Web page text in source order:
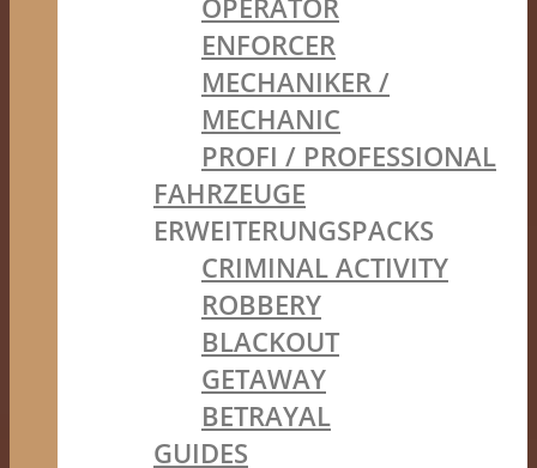
OPERATOR
ENFORCER
MECHANIKER /
MECHANIC
PROFI / PROFESSIONAL
FAHRZEUGE
ERWEITERUNGSPACKS
CRIMINAL ACTIVITY
ROBBERY
BLACKOUT
GETAWAY
BETRAYAL
GUIDES